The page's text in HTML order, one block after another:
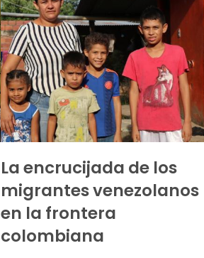
La encrucijada de los
migrantes venezolanos
en la frontera
colombiana